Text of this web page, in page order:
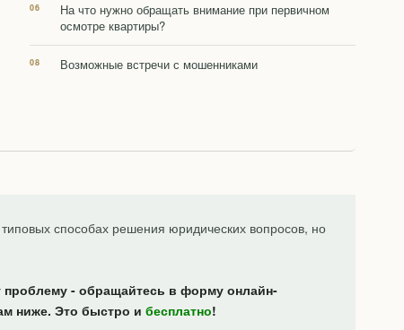
На что нужно обращать внимание при первичном
осмотре квартиры?
Возможные встречи с мошенниками
способах решения юридических вопросов, но
- обращайтесь в форму онлайн-
ниже. Это быстро и бесплатно!